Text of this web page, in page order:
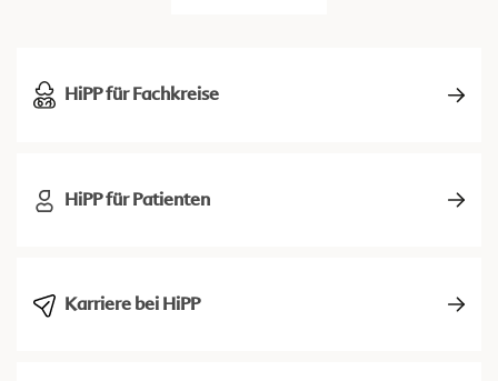
HiPP für Fachkreise
HiPP für Patienten
Karriere bei HiPP